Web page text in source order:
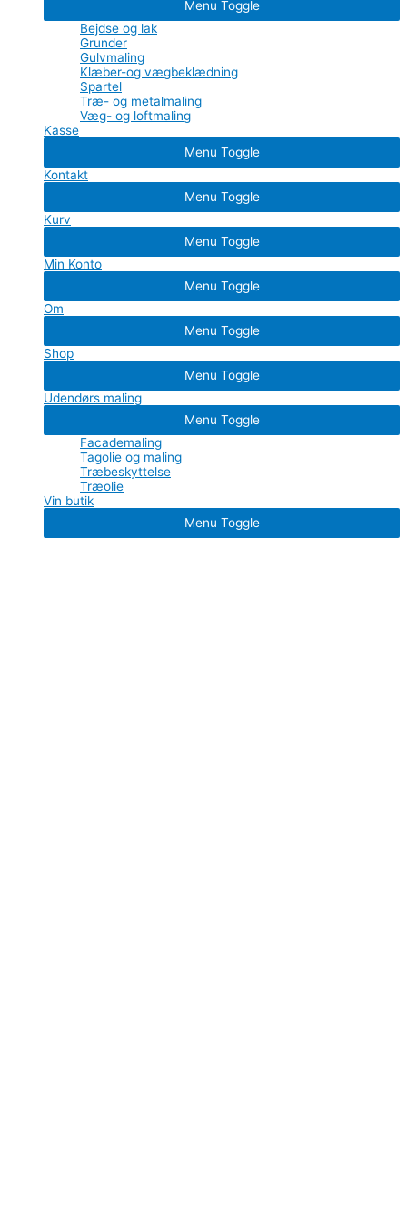
Menu Toggle
Bejdse og lak
Grunder
Gulvmaling
Klæber-og vægbeklædning
Spartel
Træ- og metalmaling
Væg- og loftmaling
Kasse
Menu Toggle
Kontakt
Menu Toggle
Kurv
Menu Toggle
Min Konto
Menu Toggle
Om
Menu Toggle
Shop
Menu Toggle
Udendørs maling
Menu Toggle
Facademaling
Tagolie og maling
Træbeskyttelse
Træolie
Vin butik
Menu Toggle